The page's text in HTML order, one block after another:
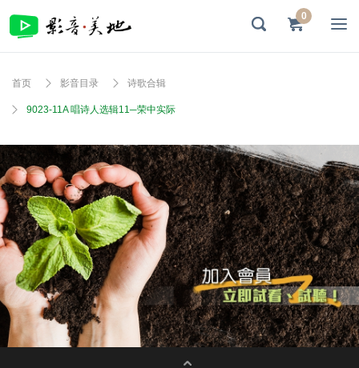
0
首页 影音目录 诗歌合辑
9023-11A 唱诗人选辑11─荣中实际